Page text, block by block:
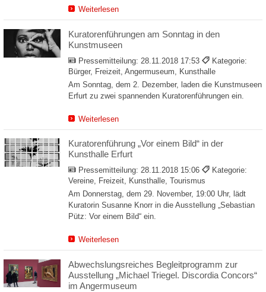
Weiterlesen
Kuratorenführungen am Sonntag in den
Kunstmuseen
Pressemitteilung: 28.11.2018 17:53
Kategorie:
Bürger, Freizeit, Angermuseum, Kunsthalle
Am Sonntag, dem 2. Dezember, laden die Kunstmuseen
Erfurt zu zwei spannenden Kuratorenführungen ein.
Weiterlesen
Kuratorenführung „Vor einem Bild“ in der
Kunsthalle Erfurt
Pressemitteilung: 28.11.2018 15:06
Kategorie:
Vereine, Freizeit, Kunsthalle, Tourismus
Am Donnerstag, dem 29. November, 19:00 Uhr, lädt
Kuratorin Susanne Knorr in die Ausstellung „Sebastian
Pütz: Vor einem Bild“ ein.
Weiterlesen
Abwechslungsreiches Begleitprogramm zur
Ausstellung „Michael Triegel. Discordia Concors“
im Angermuseum